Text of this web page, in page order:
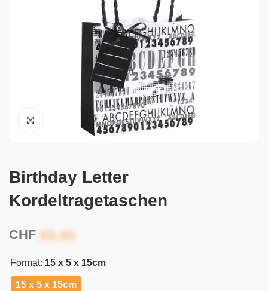
Birthday Letter
Kordeltragetaschen
CHF
Format: 15 x 5 x 15cm
15 x 5 x 15cm